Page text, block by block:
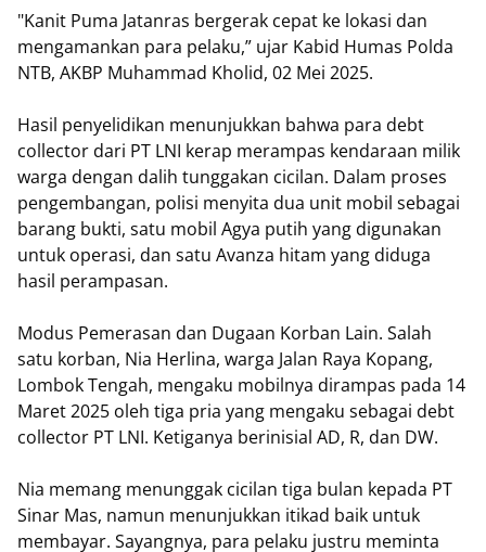
"Kanit Puma Jatanras bergerak cepat ke lokasi dan
mengamankan para pelaku,” ujar Kabid Humas Polda
NTB, AKBP Muhammad Kholid, 02 Mei 2025.
Hasil penyelidikan menunjukkan bahwa para debt
collector dari PT LNI kerap merampas kendaraan milik
warga dengan dalih tunggakan cicilan. Dalam proses
pengembangan, polisi menyita dua unit mobil sebagai
barang bukti, satu mobil Agya putih yang digunakan
untuk operasi, dan satu Avanza hitam yang diduga
hasil perampasan.
Modus Pemerasan dan Dugaan Korban Lain. Salah
satu korban, Nia Herlina, warga Jalan Raya Kopang,
Lombok Tengah, mengaku mobilnya dirampas pada 14
Maret 2025 oleh tiga pria yang mengaku sebagai debt
collector PT LNI. Ketiganya berinisial AD, R, dan DW.
Nia memang menunggak cicilan tiga bulan kepada PT
Sinar Mas, namun menunjukkan itikad baik untuk
membayar. Sayangnya, para pelaku justru meminta